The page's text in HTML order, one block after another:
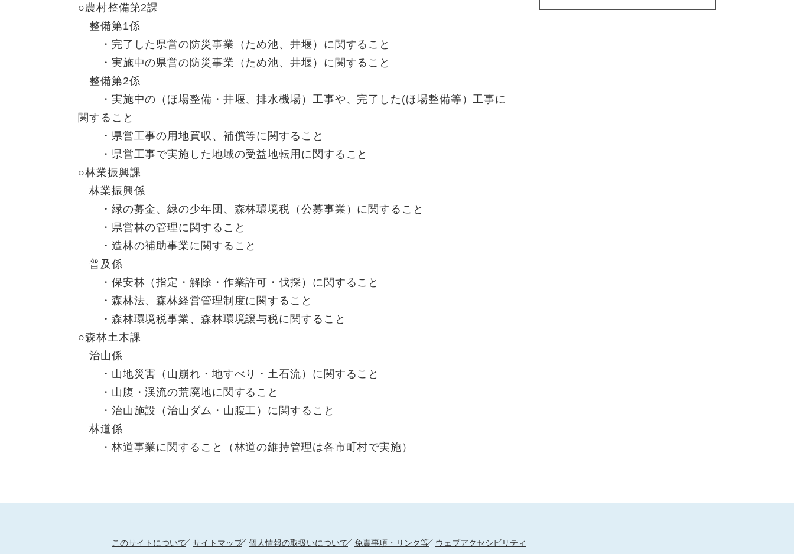
○農村整備第2課
整備第1係
・完了した県営の防災事業（ため池、井堰）に関すること
・実施中の県営の防災事業（ため池、井堰）に関すること
整備第2係
・実施中の（ほ場整備・井堰、排水機場）工事や、完了した(ほ場整備等）工事に
関すること
・県営工事の用地買収、補償等に関すること
・県営工事で実施した地域の受益地転用に関すること
○林業振興課
林業振興係
・緑の募金、緑の少年団、森林環境税（公募事業）に関すること
・県営林の管理に関すること
・造林の補助事業に関すること
普及係
・保安林（指定・解除・作業許可・伐採）に関すること
・森林法、森林経営管理制度に関すること
・森林環境税事業、森林環境譲与税に関すること
○森林土木課
治山係
・山地災害（山崩れ・地すべり・土石流）に関すること
・山腹・渓流の荒廃地に関すること
・治山施設（治山ダム・山腹工）に関すること
林道係
・林道事業に関すること（林道の維持管理は各市町村で実施）
このサイトについて サイトマップ 個人情報の取扱いについて 免責事項・リンク等 ウェブアクセシビリティ